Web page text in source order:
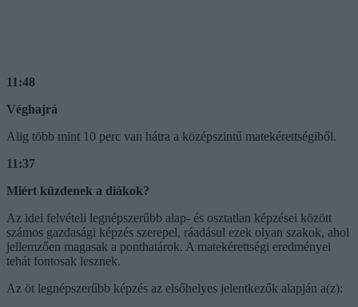
11:48
Véghajrá
Alig több mint 10 perc van hátra a középszintű matekérettségiből.
11:37
Miért küzdenek a diákok?
Az idei felvételi legnépszerűbb alap- és osztatlan képzései között
számos gazdasági képzés szerepel, ráadásul ezek olyan szakok, ahol
jellemzően magasak a ponthatárok. A matekérettségi eredményei
tehát fontosak lesznek.
Az öt legnépszerűbb képzés az elsőhelyes jelentkezők alapján a(z):